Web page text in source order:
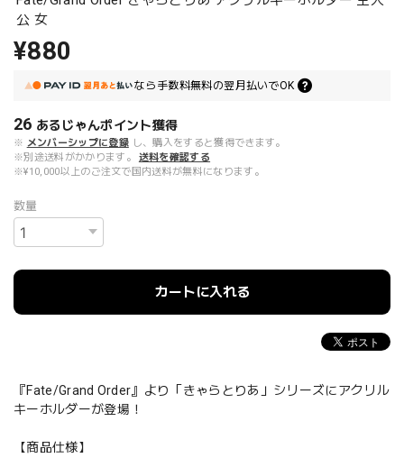
公 女
¥880
なら 手数料無料の翌月払いでOK
26 あるじゃんポイント獲得
※ メンバーシップに登録 し、購入をすると獲得できます。
※別途送料がかかります。
送料を確認する
※¥10,000以上のご注文で国内送料が無料になります。
数量
カートに入れる
『Fate/Grand Order』より「きゃらとりあ」シリーズにアクリル
キーホルダーが登場！
【商品仕様】